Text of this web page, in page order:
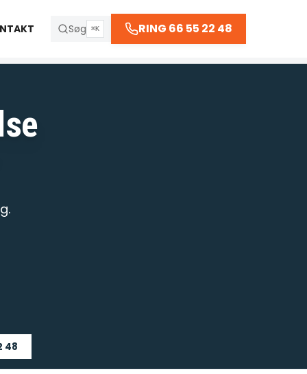
Søg ⌘K RING 66 55 22 48
66 55 22 48
48